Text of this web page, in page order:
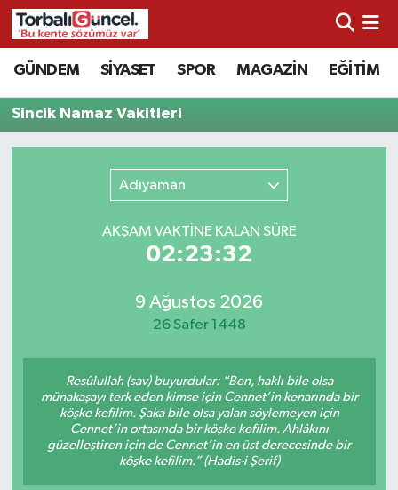
GÜNDEM SİYASET SPOR MAGAZİN EĞİTİM
Sincik Namaz Vakitleri
Adıyaman
AKŞAM VAKTİNE KALAN SÜRE
02:23:32
9 Ağustos 2026
26 Safer 1448
Resûlullah (sav) buyurdular: “Ben, haklı bile olsa
münakaşayı terk eden kimse için Cennet’in kenarında bir
köşke kefilim. Şaka bile olsa yalan söylemeyen için
Cennet’in ortasında bir köşke kefilim. Ahlâkını
güzelleştiren için de Cennet’in en üst derecesinde bir
köşke kefilim.” (Hadis-i Şerif)
İzmir Nöbetçi Eczaneler
İzmir Hava Durumu
İzmir Trafik Yoğunluk Haritası
Süper Lig Puan Durumu ve Fikstür
Tüm Manşetler
Haber Arşivi